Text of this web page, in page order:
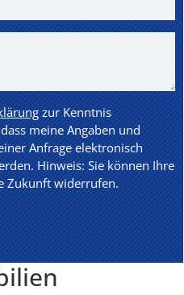
zur Kenntnis
meine Angaben und
Anfrage elektronisch
Hinweis: Sie können Ihre
Zukunft widerrufen.